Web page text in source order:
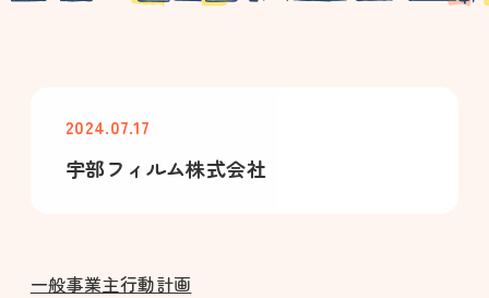
2024.07.17
宇部フィルム株式会社
一般事業主行動計画